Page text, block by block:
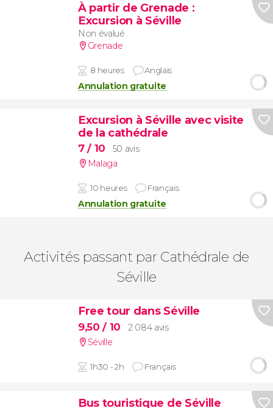
À partir de Grenade :
Excursion à Séville
Non évalué
Grenade
8 heures Anglais
Annulation gratuite
Excursion à Séville avec visite
de la cathédrale
7/ 10
50 avis
Malaga
10 heures Français
Annulation gratuite
Activités passant par Cathédrale de
Séville
Free tour dans Séville
9,50/ 10
2 084 avis
Séville
1h30 - 2h Français
Bus touristique de Séville